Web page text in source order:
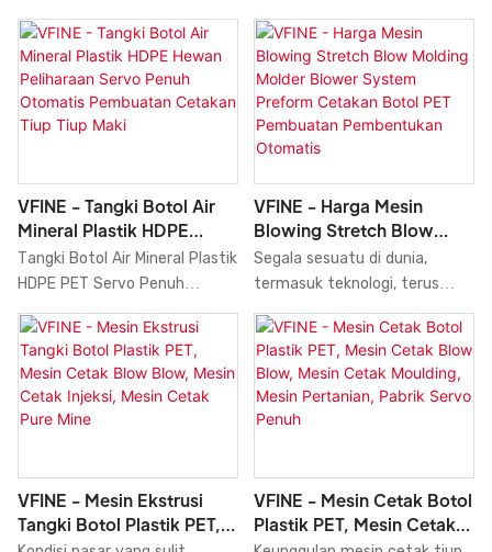
Cetakan Cetak Tiup Botol
Plastik Hewan Peliharaan
HDPE Sepenuhnya Otomatis,
Pembuatan Mesin Cetak Tiup
Air, Pabrik Produsen Harga
macam aplikasi seperti Mesin
Cetak Tiup.
teknologi canggih, dan mesin
modern, kami memastikan
Botol Plastik PET 6 Rongga,
Mesin Blow Molding, Produsen
Mesin Blow Molding, Pabrik,
Harga Terbaik, Air Soda, Obat,
banyak fitur unggulan. Selain
itu, mesin blow molding ini
dirancang agar selalu
mengikuti tren terbaru dan
memiliki tampilan yang unik.
VFINE - Tangki Botol Air
Mineral Plastik HDPE
Hewan Peliharaan Servo
Penuh Otomatis
Tiup Maki
Tangki Botol Air Mineral Plastik
HDPE PET Servo Penuh
Otomatis Mesin Pembuat
Cetakan Tiup Tiup Harga Jual
Sistem Cetakan
menggabungkan inovasi yang
luar biasa. Terlebih lagi, teknisi
untuk membantu
mendesainnya.
VFINE - Harga Mesin
Blowing Stretch Blow
Molding Molder Blower
System Preform Cetakan
Pembentukan Otomatis
Segala sesuatu di dunia,
termasuk teknologi, terus
berkembang pesat. Sejak
didirikan, kami terus
meningkatkan teknologi dan
mengembangkan metode
baru untuk menemukan lebih
Preform PET Bottle Moulding
Making Forming Automatic
VFINE - Mesin Ekstrusi
Tangki Botol Plastik PET,
VFINE - Mesin Cetak Botol
Plastik PET, Mesin Cetak